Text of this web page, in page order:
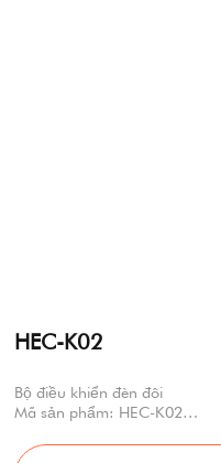
HEC-K02
Bộ điều khiển đèn đôi
Mã sản phẩm: HEC-K02
Điện áp đầu vào: 1